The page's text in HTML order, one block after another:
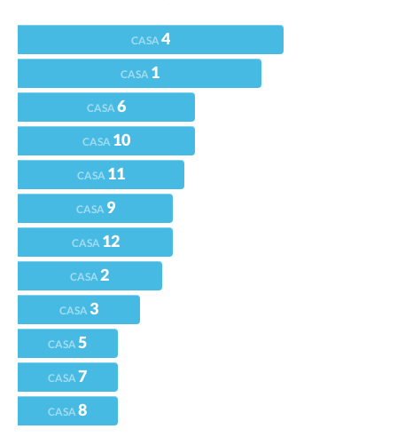
CASA4
CASA 1
CASA6
CASA 10
CASA 11
CASA 9
CASA 12
CASA2
CASA 3
CASA5
CASA7
CASA8